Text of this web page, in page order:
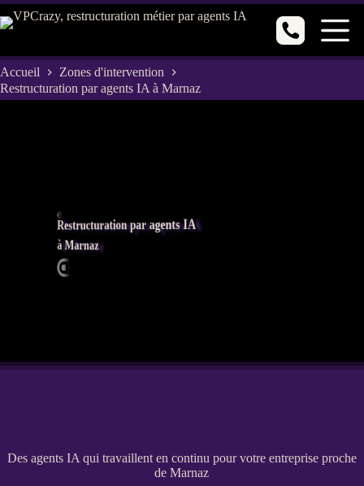
Passer
au
Accueil
Zones d'intervention
Restructuration par agents IA à Marnaz
Restructuration par agents IA
à Marnaz
Des agents IA qui travaillent en continu pour votre entreprise proche
de Marnaz